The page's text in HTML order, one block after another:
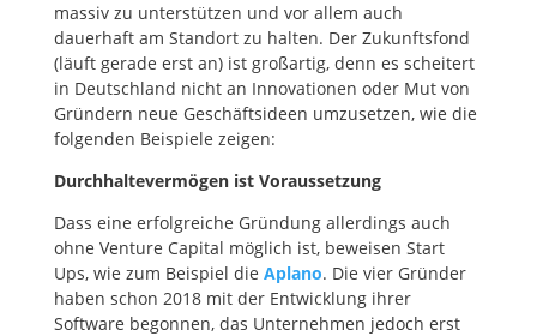
massiv zu unterstützen und vor allem auch
dauerhaft am Standort zu halten. Der Zukunftsfond
(läuft gerade erst an) ist großartig, denn es scheitert
in Deutschland nicht an Innovationen oder Mut von
Gründern neue Geschäftsideen umzusetzen, wie die
folgenden Beispiele zeigen:
Durchhaltevermögen ist Voraussetzung
Dass eine erfolgreiche Gründung allerdings auch
ohne Venture Capital möglich ist, beweisen Start
Ups, wie zum Beispiel die Aplano. Die vier Gründer
haben schon 2018 mit der Entwicklung ihrer
Software begonnen, das Unternehmen jedoch erst